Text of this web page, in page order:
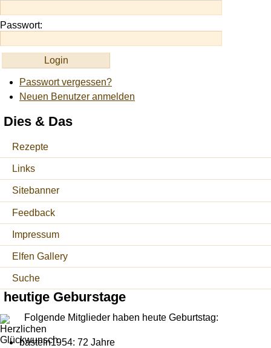
Passwort:
Passwort vergessen?
Neuen Benutzer anmelden
Dies & Das
Rezepte
Links
Sitebanner
Feedback
Impressum
Elfen Gallery
Suche
heutige Geburstage
Folgende Mitglieder haben heute Geburtstag:
basteln1954: 72 Jahre